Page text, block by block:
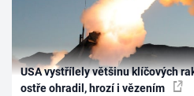
USA vystřílely většinu klíčových
ostře ohradil, hrozí i vězením